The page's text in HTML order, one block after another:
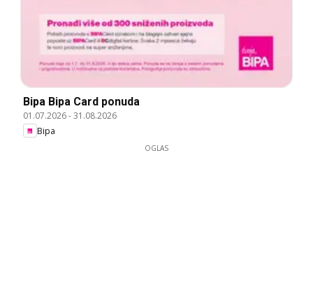
Bipa Bipa Card ponuda
01.07.2026-31.08.2026
Bipa
OGLAS